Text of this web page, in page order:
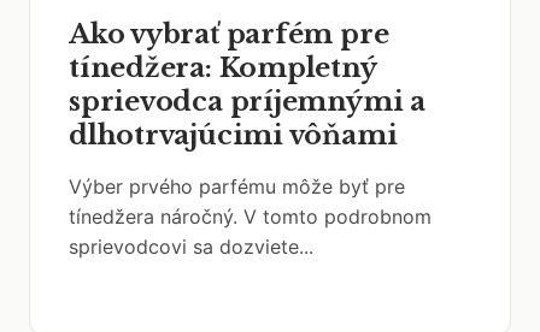
Ako vybrať parfém pre
tínedžera: Kompletný
sprievodca príjemnými a
dlhotrvajúcimi vôňami
Výber prvého parfému môže byť pre
tínedžera náročný. V tomto podrobnom
sprievodcovi sa dozviete...